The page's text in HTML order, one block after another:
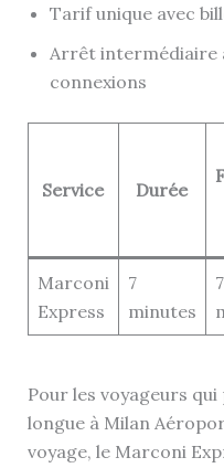
Tarif unique avec
Arrêt intermédiaire
connexions
Service Durée
Marconi
Express
7
minutes
Pour les voyageurs
longue à Milan
voyage, le Marconi